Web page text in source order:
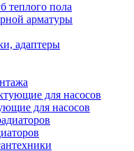
теплого пола
арматуры
адаптеры
для насосов